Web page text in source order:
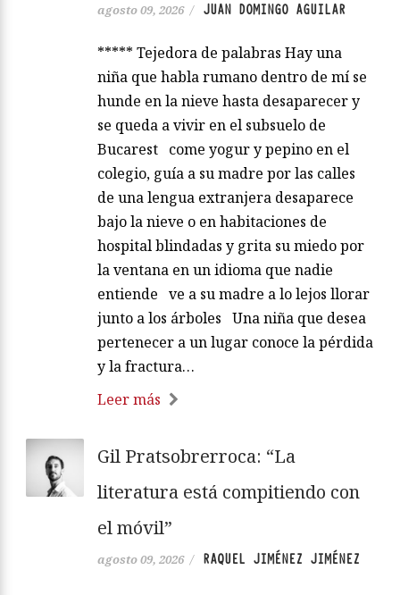
agosto 09, 2026 / JUAN DOMINGO AGUILAR
***** Tejedora de palabras Hay una
niña que habla rumano dentro de mí se
hunde en la nieve hasta desaparecer y
se queda a vivir en el subsuelo de
Bucarest come yogur y pepino en el
colegio, guía a su madre por las calles
de una lengua extranjera desaparece
bajo la nieve o en habitaciones de
hospital blindadas y grita su miedo por
la ventana en un idioma que nadie
entiende ve a su madre a lo lejos llorar
junto a los árboles Una niña que desea
pertenecer a un lugar conoce la pérdida
y la fractura…
Leer más
Gil Pratsobrerroca: “La
literatura está compitiendo con
el móvil”
agosto 09, 2026 / RAQUEL JIMÉNEZ JIMÉNEZ